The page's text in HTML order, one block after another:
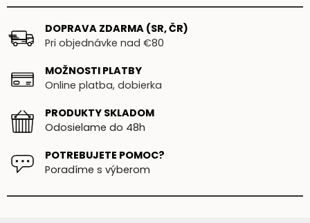
DOPRAVA ZDARMA (SR, ČR)
Pri objednávke nad €80
MOŽNOSTI PLATBY
Online platba, dobierka
PRODUKTY SKLADOM
Odosielame do 48h
POTREBUJETE POMOC?
Poradíme s výberom